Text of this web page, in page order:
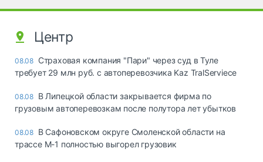
Центр
08.08 Страховая компания "Пари" через суд в Туле
требует 29 млн руб. с автоперевозчика Kaz TralServiece
08.08 В Липецкой области закрывается фирма по
грузовым автоперевозкам после полутора лет убытков
08.08 В Сафоновском округе Смоленской области на
трассе М-1 полностью выгорел грузовик